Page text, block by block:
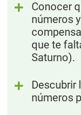
Conocer
números
que te
Saturno).
números